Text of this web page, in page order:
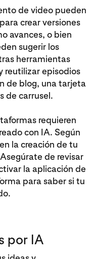
de video pueden
crear versiones
avances, o bien
sugerir los
herramientas
reutilizar episodios
de blog, una tarjeta
de carrusel.
requieren
con IA. Según
la creación de tu
de revisar
la aplicación de
para saber si tu
por IA